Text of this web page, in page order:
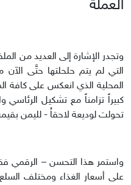
العملة
وتجدر الإشارة إلى العديد من
التي لم يتم حلحلتها حتَّى الآن
المحلية الذي انعكس على كافة
كبيراً تزامناً مع تشكيل الرئاسي
تحولت لوديعة لاحقاُ - لليمن بقيمة 2 مليار دولار، لتعزيز البنك
على أسعار الغذاء ومختلف